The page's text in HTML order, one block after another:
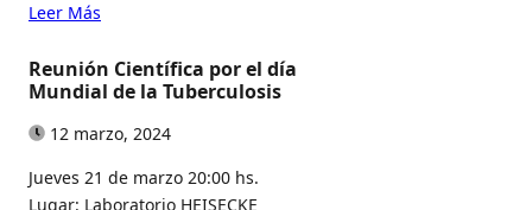
Leer Más
Reunión Científica por el día
Mundial de la Tuberculosis
12 marzo, 2024
Jueves 21 de marzo 20:00 hs.
Lugar: Laboratorio HEISECKE